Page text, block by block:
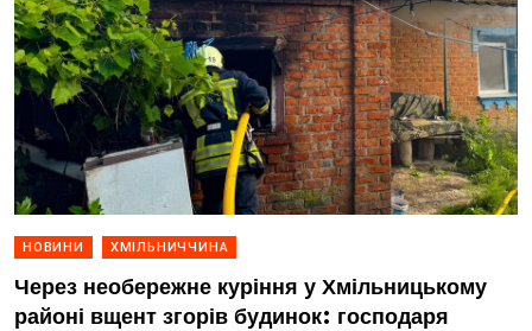
НОВИНИ ХМІЛЬНИЧЧИНА
Через необережне куріння у Хмільницькому
районі вщент згорів будинок: господаря